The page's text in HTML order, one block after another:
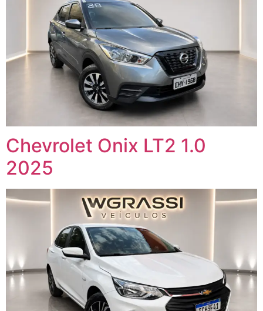
Chevrolet Onix LT2 1.0
2025